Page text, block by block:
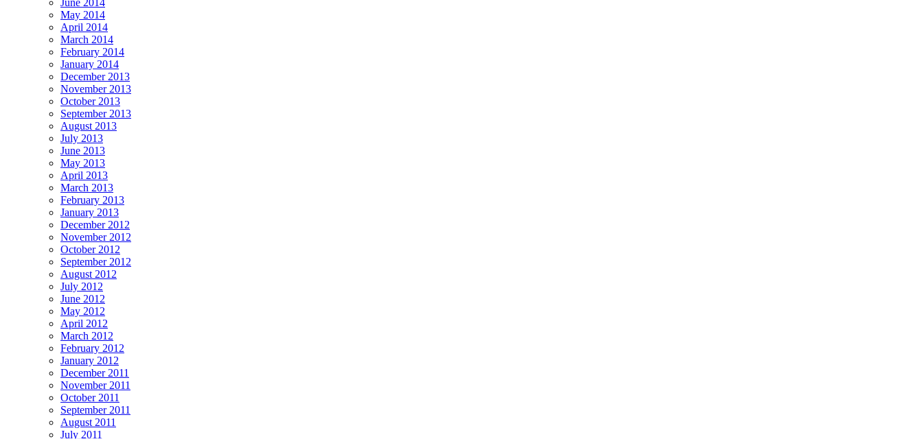
June 2014
May 2014
April 2014
March 2014
February 2014
January 2014
December 2013
November 2013
October 2013
September 2013
August 2013
July 2013
June 2013
May 2013
April 2013
March 2013
February 2013
January 2013
December 2012
November 2012
October 2012
September 2012
August 2012
July 2012
June 2012
May 2012
April 2012
March 2012
February 2012
January 2012
December 2011
November 2011
October 2011
September 2011
August 2011
July 2011